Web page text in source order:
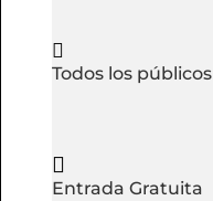

Todos los públicos

Entrada Gratuita